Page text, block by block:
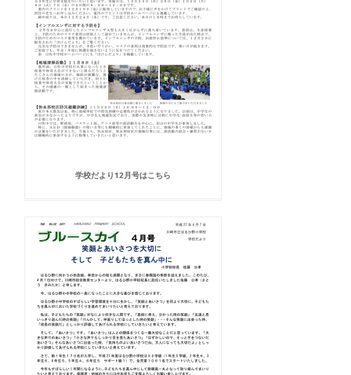
学校だより12月号はこちら